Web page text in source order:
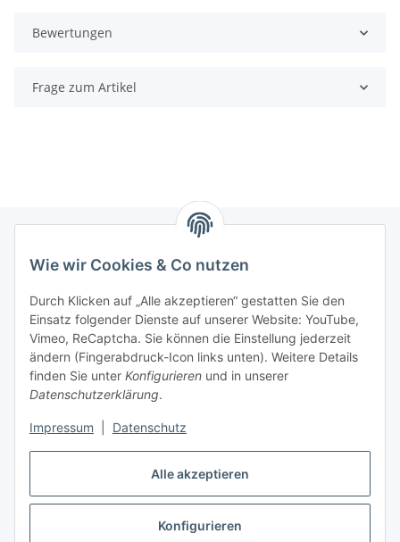
Alle akzeptieren
Konfigurieren
Wie wir Cookies & Co nutzen
Durch Klicken auf „Alle akzeptieren“ gestatten Sie den
Einsatz folgender Dienste auf unserer Website: YouTube,
Vimeo, ReCaptcha. Sie können die Einstellung jederzeit
ändern (Fingerabdruck-Icon links unten). Weitere Details
finden Sie unter Konfigurieren und in unserer
Datenschutzerklärung.
Impressum Datenschutz
Bewertungen
Frage zum Artikel
Informationen
Gesetzliche Informationen
Mein Konto
masterframe GmbH